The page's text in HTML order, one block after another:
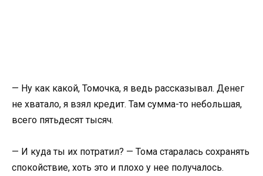
— Ну как какой, Томочка, я ведь рассказывал. Денег
не хватало, я взял кредит. Там сумма-то небольшая,
всего пятьдесят тысяч.
— И куда ты их потратил? — Тома старалась сохранять
спокойствие, хоть это и плохо у нее получалось.